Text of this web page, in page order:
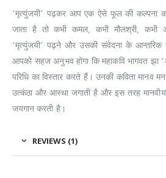
‘मृत्युंजयी’ पढ़कर आप एक ऐसे फूल की कल्पना
जाता है तो कभी कमल, कभी मौलश्री, कभी
‘मृत्युंजयी’ पढ़ने और उसकी संवेदना के
आपको सहज अनुभव होगा कि महाकवि भागवत झा
परिधि का विस्तार करते हैं। उनकी कविता मानव
उत्कंठा और आस्था जगाती है और इस तरह मानवीय
जयगान करती है।
REVIEWS (1)